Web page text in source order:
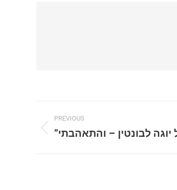
PREVIOUS
Previousיוגה לבונטין – והתאהבתי”